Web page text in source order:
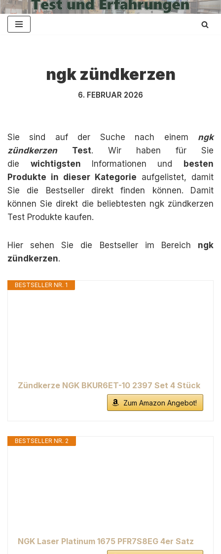
Zum
ngk zündkerzen
6. FEBRUAR 2026
Sie sind auf der Suche nach einem ngk
zündkerzen
Test. Wir haben für Sie
die wichtigsten Informationen und
besten
Produkte in dieser Kategorie aufgelistet, damit
Sie die Bestseller direkt finden können. Damit
können Sie direkt die beliebtesten ngk zündkerzen
Test Produkte kaufen.
Hier sehen Sie die Bestseller im Bereich ngk
zündkerzen.
BESTSELLER NR. 1
Zündkerze NGK BKUR6ET-10 2397 Set 4 Stück
Zum Amazon Angebot!
BESTSELLER NR. 2
NGK Laser Platinum 1675 PFR7S8EG 4er Satz